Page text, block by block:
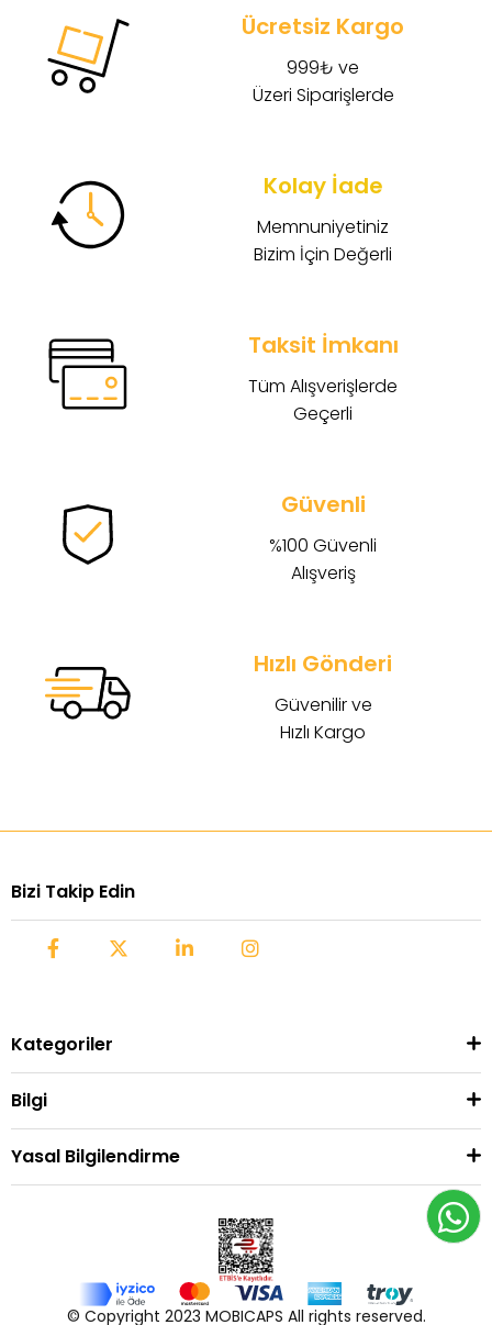
Ücretsiz Kargo
999₺ ve
Üzeri Siparişlerde
Kolay İade
Memnuniyetiniz
Bizim İçin Değerli
Taksit İmkanı
Tüm Alışverişlerde
Geçerli
Güvenli
%100 Güvenli
Alışveriş
Hızlı Gönderi
Güvenilir ve
Hızlı Kargo
Bizi Takip Edin
Kategoriler
Bilgi
Yasal Bilgilendirme
© Copyright 2023 MOBICAPS All rights reserved.